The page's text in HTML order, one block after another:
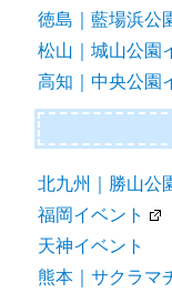
徳島｜藍場浜公
松山｜城山公園
高知｜中央公園
北九州｜勝山公
福岡イベント
天神イベント
熊本｜サクラマ